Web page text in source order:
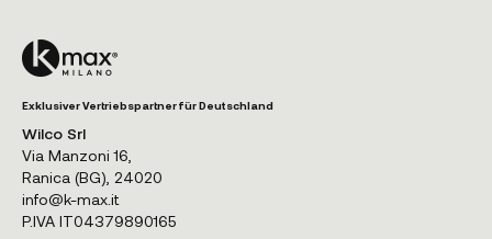
Exklusiver Vertriebspartner für Deutschland
Wilco Srl
Via Manzoni 16,
Ranica (BG), 24020
info@k-max.it
P.IVA IT04379890165